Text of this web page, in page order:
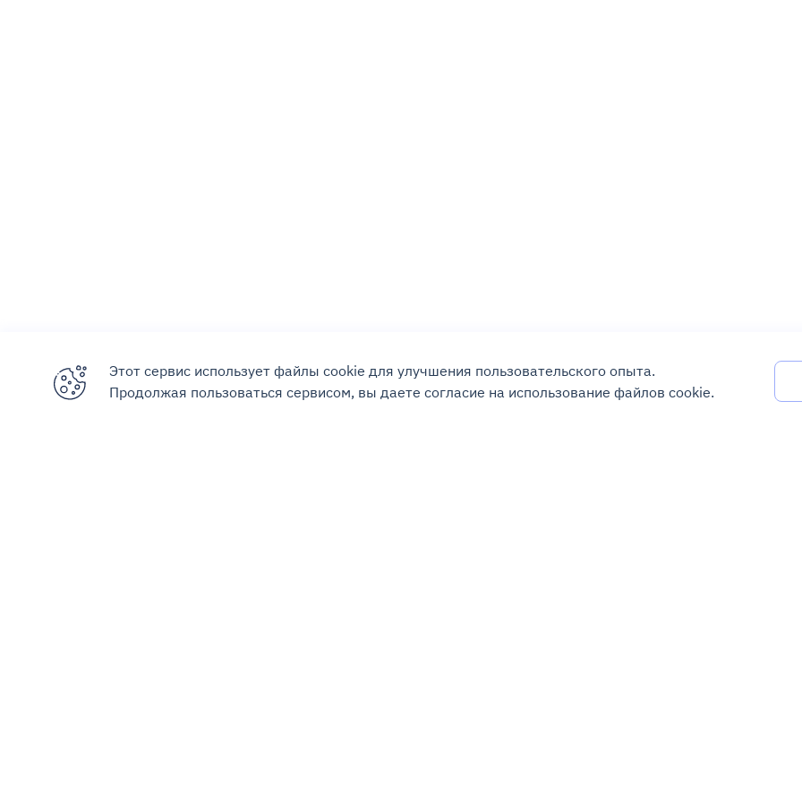
Этот сервис использует файлы cookie для улучшения пользовательского опыта.
Продолжая пользоваться сервисом, вы даете согласие на использование файлов cookie.